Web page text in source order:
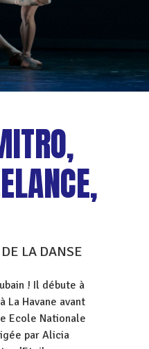
LA DANSE
! Il débute à
La Havane avant
Ecole Nationale
par Alicia